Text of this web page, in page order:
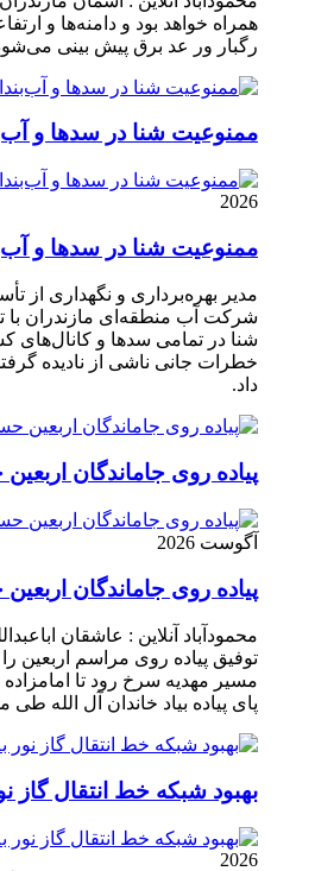
همراه خواهد بود و دامنه‌ها و
رگبار ور عد برق پیش بینی
ممنوعیت شنا در سدها و
2026
ممنوعیت شنا در سدها و
مدیر بهره‌برداری و نگهداری از
شرکت آب منطقه‌ای مازندران با
شنا در تمامی سدها و کانال‌های
خطرات جانی ناشی از نادیده
داد.
پیاده روی جاماندگان
آگوست 2026
پیاده روی جاماندگان
محمودآباد آنلاین : عاشقان
توفیق پیاده روی مراسم اربعین را
مسیر مهدیه سرخ رود تا امامزاده
پای پیاده بیاد خاندان آل الله طی
بهبود شبکه خط انتقال گاز
2026